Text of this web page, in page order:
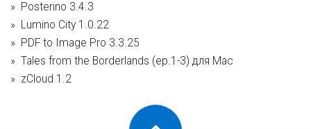
Posterino 3.4.3
Lumino City 1.0.22
PDF to Image Pro 3.3.25
Tales from the Borderlands (ep.1-3) для Mac
zCloud 1.2